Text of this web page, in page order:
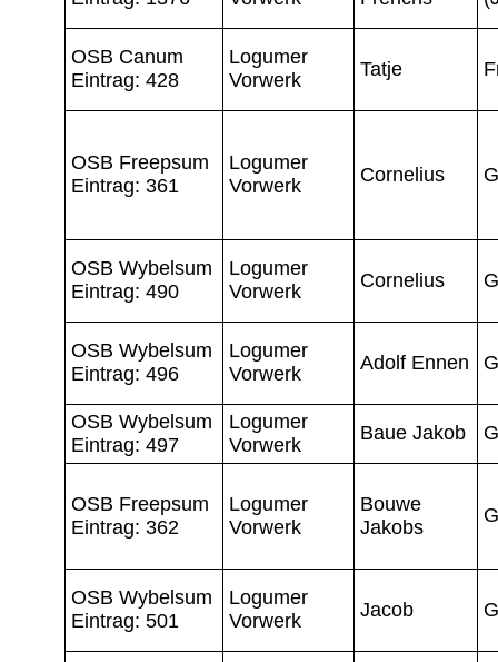
OSB Canum
Eintrag: 428
Logumer
Vorwerk
Tatje
OSB Freepsum
Eintrag: 361
Logumer
Vorwerk
Cornelius
OSB Wybelsum
Eintrag: 490
Logumer
Vorwerk
Cornelius
OSB Wybelsum
Eintrag: 496
Logumer
Vorwerk
Adolf Ennen
OSB Wybelsum
Eintrag: 497
Logumer
Vorwerk
Baue Jakob
OSB Freepsum
Eintrag: 362
Logumer
Vorwerk
Bouwe
Jakobs
OSB Wybelsum
Eintrag: 501
Logumer
Vorwerk
Jacob